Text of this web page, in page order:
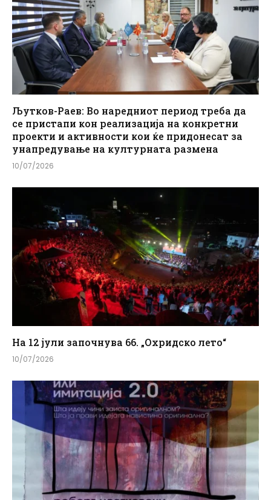
Љутков-Раев: Во наредниот период треба да
се пристапи кон реализација на конкретни
проекти и активности кои ќе придонесат за
унапредување на културната размена
10/07/2026
На 12 јули започнува 66. „Охридско лето“
10/07/2026